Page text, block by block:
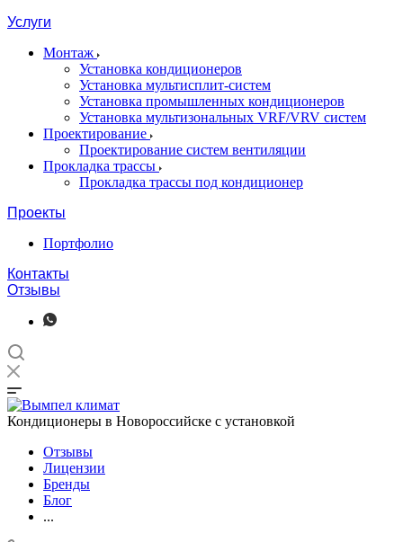
Услуги
Монтаж
Установка кондиционеров
Установка мультисплит-систем
Установка промышленных кондиционеров
Установка мультизональных VRF/VRV систем
Проектирование
Проектирование систем вентиляции
Прокладка трассы
Прокладка трассы под кондиционер
Проекты
Портфолио
Контакты
Отзывы
Кондиционеры в Новороссийске с установкой
Отзывы
Лицензии
Бренды
Блог
...